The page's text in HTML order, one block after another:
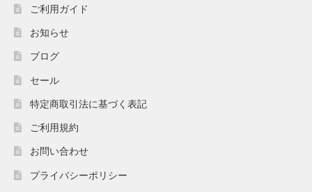
ホワイトデー特集
マイアカウント
配送先住所
ご利用ガイド
お知らせ
ブログ
セール
特定商取引法に基づく表記
ご利用規約
お問い合わせ
プライバシーポリシー